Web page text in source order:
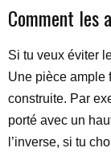
Comment les
Si tu veux éviter
Une pièce ample
construite. Par
porté avec un
l’inverse, si tu